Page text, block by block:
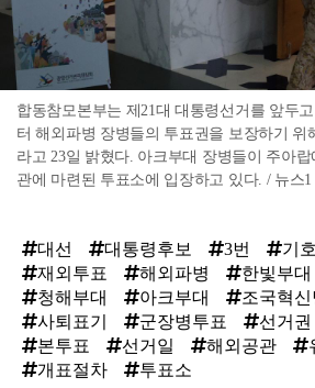
합동참모본부는 제21대 대통령선거를 앞두
터 해외파병 장병들의 투표권을 보장하기 위
라고 23일 밝혔다. 아크부대 장병들이 주아
관에 마련된 투표소에 입장하고 있다. / 뉴스1
대선 대통령후보 3번 기
재외투표
해외파병 한빛부대
청해부대
아크부대 조국혁신
사퇴표기
군장병투표 선거권
본투표
선거일 해외공관
개표절차
투표소